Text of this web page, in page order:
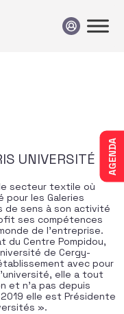
AGENDA
UNIVERSITÉ
secteur textile où
pour les Galeries
de sens à son activité
ses compétences
de l’entreprise.
du Centre Pompidou,
de Cergy-
avec pour
elle a tout
et n’a pas depuis
elle est Présidente
».